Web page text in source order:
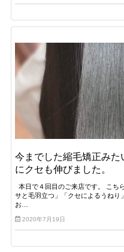
今までした縮毛矯正み
にクセも伸びました。
本日で４回目のご来店です。 こち
サと毛羽立つ」「クセによるうねり
お…
2020年7月19日